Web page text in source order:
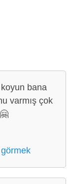
bana
varmış çok